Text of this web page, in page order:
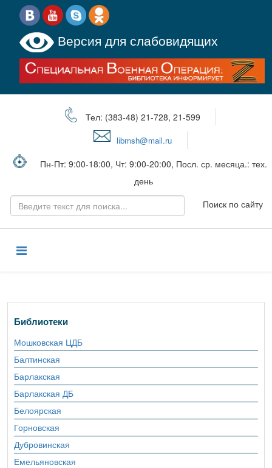
Версия для слабовидящих
Тел: (383-48) 21-728, 21-599
libmsh@mail.ru
Пн-Пт: 9:00-18:00, Чт: 9:00-20:00, Посл. ср. месяца.: тех.
день
Поиск по сайту
Библиотеки
Мошковская ЦДБ
Балтинская
Барлакская
Барлакская ДБ
Белоярская
Горновская
Дубровинская
Емельяновская